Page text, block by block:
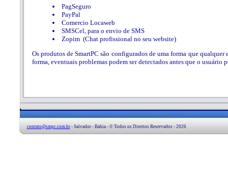
PagSeguro
PayPal
Comercio Locaweb
SMSCel, para o envio de SMS
Zopim (Chat profissional no seu website)
Os produtos de SmartPC são configurados de uma forma que
forma, eventuais problemas podem ser detectados antes que o usuário
contato@smpc.com.br- Salvador - Bahia - © Todos os Direitos Reservados - 2026